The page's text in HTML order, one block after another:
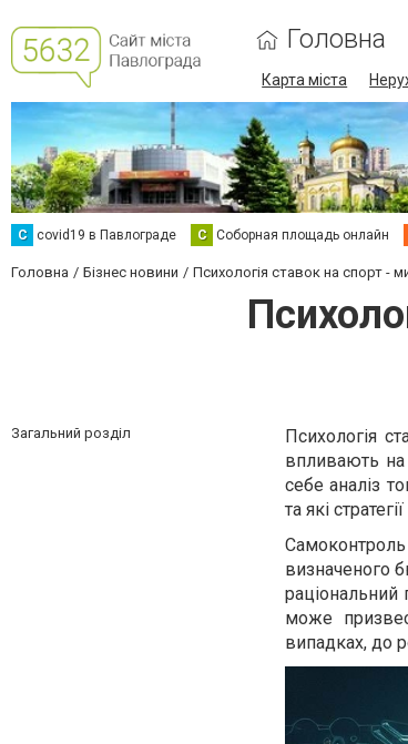
Головна
Карта міста
C covid19 в Павлограде С Соборная площадь онлайн
Головна Бізнес новини Психологія cтавок на cпорт -
Загальний розділ
Психологія
впливають на
себе аналіз
та які
визначеного
раціональний
може
випадках, до